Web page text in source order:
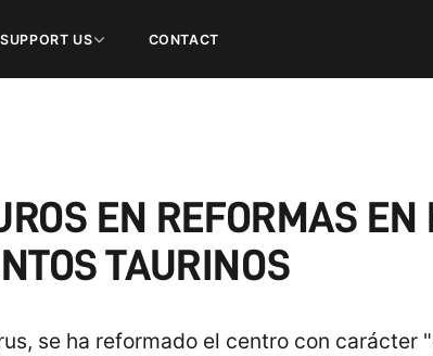
SUPPORT US CONTACT
EN REFORMAS EN
TAURINOS
se ha reformado el centro con carácter